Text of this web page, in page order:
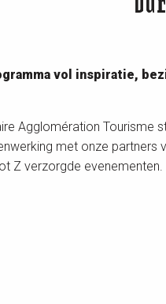
vol inspiratie,
Agglomération
met onze partners
Z verzorgde evenementen.